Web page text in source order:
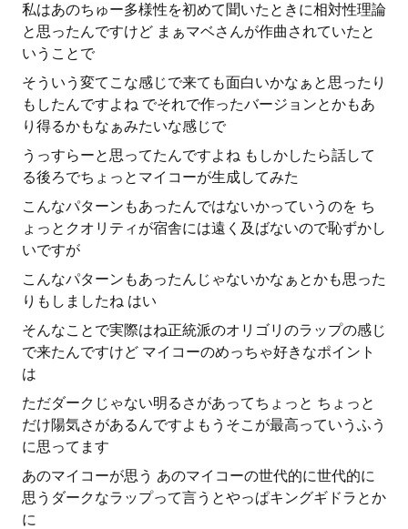
私はあのちゅー多様性を初めて聞いたときに相対性理論
と思ったんですけど まぁマベさんが作曲されていたと
いうことで
そういう変てこな感じで来ても面白いかなぁと思ったり
もしたんですよね でそれで作ったバージョンとかもあ
り得るかもなぁみたいな感じで
うっすらーと思ってたんですよね もしかしたら話して
る後ろでちょっとマイコーが生成してみた
こんなパターンもあったんではないかっていうのを ち
ょっとクオリティが宿舎には遠く及ばないので恥ずかし
いですが
こんなパターンもあったんじゃないかなぁとかも思った
りもしましたね はい
そんなことで実際はね正統派のオリゴリのラップの感じ
で来たんですけど マイコーのめっちゃ好きなポイント
は
ただダークじゃない明るさがあってちょっと ちょっと
だけ陽気さがあるんですよもうそこが最高っていうふう
に思ってます
あのマイコーが思う あのマイコーの世代的に世代的に
思うダークなラップって言うとやっぱキングギドラとか
に